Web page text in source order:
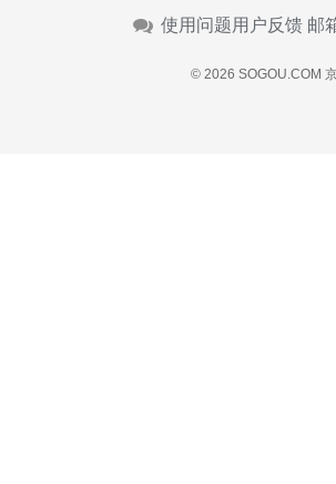
使用问题用户反馈 邮
© 2026 SOGOU.COM